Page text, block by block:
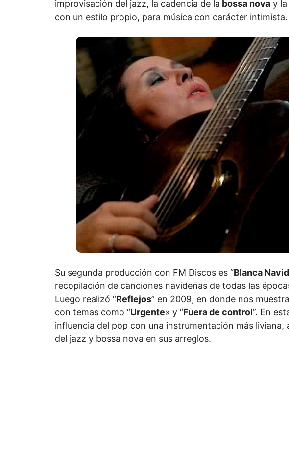
improvisación del jazz, la cadencia de la bossa nova y
con un estilo propio, para música con carácter intimista.
Su segunda producción con FM Discos es “Blanca
recopilación de canciones navideñas de todas las
Luego realizó “Reflejos” en 2009, en donde nos
con temas como “Urgente» y “Fuera de control”. En
influencia del pop con una instrumentación más liviana,
del jazz y bossa nova en sus arreglos.